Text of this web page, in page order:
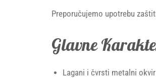
Preporučujemo upotrebu
Glavne
Lagani i čvrsti metalni okvir